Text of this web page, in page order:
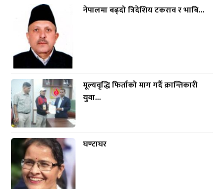
नेपालमा बढ्दो त्रिदेशिय टकराव र भाबि...
मूल्यवृद्धि फिर्ताको माग गर्दै क्रान्तिकारी
युवा...
घण्टाघर